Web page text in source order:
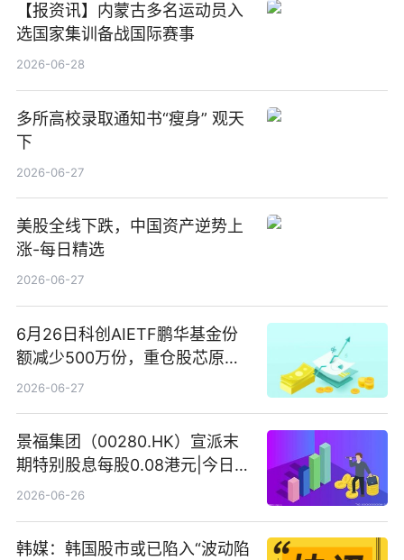
【报资讯】内蒙古多名运动员入
选国家集训备战国际赛事
2026-06-28
多所高校录取通知书“瘦身” 观天
下
2026-06-27
美股全线下跌，中国资产逆势上
涨-每日精选
2026-06-27
6月26日科创AIETF鹏华基金份
额减少500万份，重仓股芯原股
份、寒武纪、澜起科技 观速讯
2026-06-27
景福集团（00280.HK）宣派末
期特别股息每股0.08港元|今日快
看
2026-06-26
韩媒：韩国股市或已陷入“波动陷